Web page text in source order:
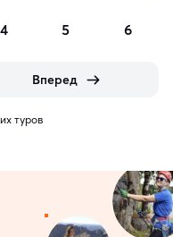
4 5 6
Вперед
туров